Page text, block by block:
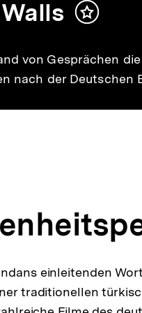
Inhalt
von Gesprächen
nach der Deutschen
einleitenden
traditionellen